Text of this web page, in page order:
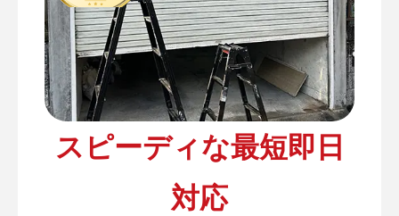
スピーディな最短即日
対応